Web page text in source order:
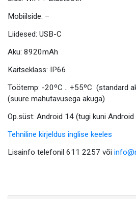
Mobiilside: –
Liidesed: USB-C
Aku: 8920mAh
Kaitseklass: IP66
Töötemp: -20ºC .. +55ºC (standard
(suure mahutavusega akuga)
Op.süst: Android 14 (tugi kuni Android
Tehniline kirjeldus inglise keeles
Lisainfo telefonil 611 2257 või